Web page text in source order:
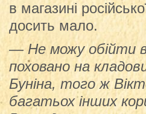
в магазині
досить мало.
— Не можу обійти в
поховано на
Буніна, того ж
багатьох інших